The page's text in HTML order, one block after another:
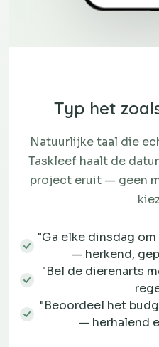
Typ het
Natuurlijke taal die
Taskleef haalt de
project eruit — geen
"Ga elke dinsdag
— herkend,
"Bel de dierenarts
"Beoordeel het
— herhalend